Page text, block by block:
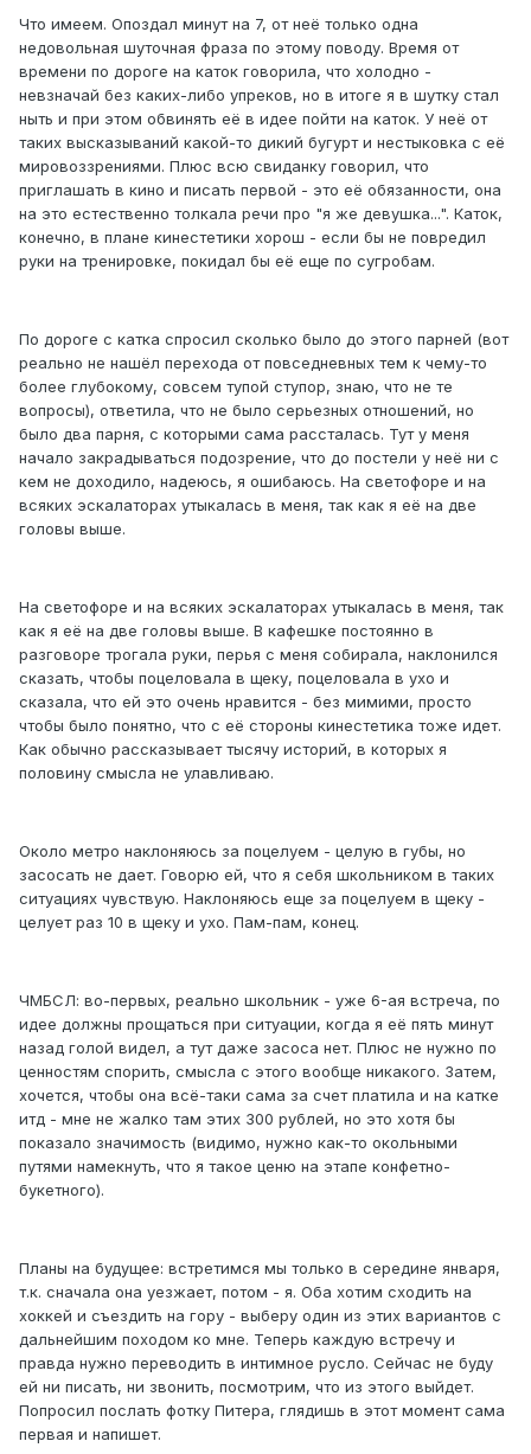
Что имеем. Опоздал минут на 7, от неё только одна
недовольная шуточная фраза по этому поводу. Время от
времени по дороге на каток говорила, что холодно -
невзначай без каких-либо упреков, но в итоге я в шутку стал
ныть и при этом обвинять её в идее пойти на каток. У неё от
таких высказываний какой-то дикий бугурт и нестыковка с её
мировоззрениями. Плюс всю свиданку говорил, что
приглашать в кино и писать первой - это её обязанности, она
на это естественно толкала речи про "я же девушка...". Каток,
конечно, в плане кинестетики хорош - если бы не повредил
руки на тренировке, покидал бы её еще по сугробам.
По дороге с катка спросил сколько было до этого парней (вот
реально не нашёл перехода от повседневных тем к чему-то
более глубокому, совсем тупой ступор, знаю, что не те
вопросы), ответила, что не было серьезных отношений, но
было два парня, с которыми сама рассталась. Тут у меня
начало закрадываться подозрение, что до постели у неё ни с
кем не доходило, надеюсь, я ошибаюсь. На светофоре и на
всяких эскалаторах утыкалась в меня, так как я её на две
головы выше.
На светофоре и на всяких эскалаторах утыкалась в меня, так
как я её на две головы выше. В кафешке постоянно в
разговоре трогала руки, перья с меня собирала, наклонился
сказать, чтобы поцеловала в щеку, поцеловала в ухо и
сказала, что ей это очень нравится - без мимими, просто
чтобы было понятно, что с её стороны кинестетика тоже идет.
Как обычно рассказывает тысячу историй, в которых я
половину смысла не улавливаю.
Около метро наклоняюсь за поцелуем - целую в губы, но
засосать не дает. Говорю ей, что я себя школьником в таких
ситуациях чувствую. Наклоняюсь еще за поцелуем в щеку -
целует раз 10 в щеку и ухо. Пам-пам, конец.
ЧМБСЛ: во-первых, реально школьник - уже 6-ая встреча, по
идее должны прощаться при ситуации, когда я её пять минут
назад голой видел, а тут даже засоса нет. Плюс не нужно по
ценностям спорить, смысла с этого вообще никакого. Затем,
хочется, чтобы она всё-таки сама за счет платила и на катке
итд - мне не жалко там этих 300 рублей, но это хотя бы
показало значимость (видимо, нужно как-то окольными
путями намекнуть, что я такое ценю на этапе конфетно-
букетного).
Планы на будущее: встретимся мы только в середине января,
т.к. сначала она уезжает, потом - я. Оба хотим сходить на
хоккей и съездить на гору - выберу один из этих вариантов с
дальнейшим походом ко мне. Теперь каждую встречу и
правда нужно переводить в интимное русло. Сейчас не буду
ей ни писать, ни звонить, посмотрим, что из этого выйдет.
Попросил послать фотку Питера, глядишь в этот момент сама
первая и напишет.